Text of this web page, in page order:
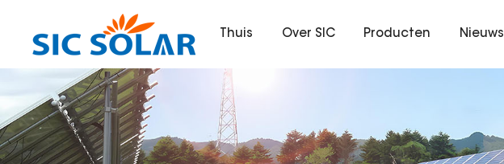
Thuis Over SIC Producten Nieuws